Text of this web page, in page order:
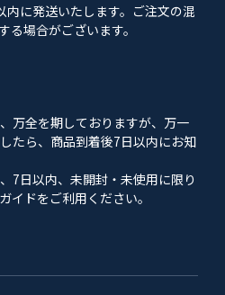
内に発送いたします。ご注文の混
る場合がございます。
万全を期しておりますが、万一
たら、商品到着後7日以内にお知
7日以内、未開封・未使用に限り
イドをご利用ください。